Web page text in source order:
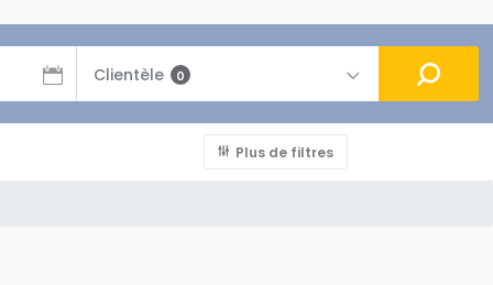
Clientèle 0
Plus de filtres